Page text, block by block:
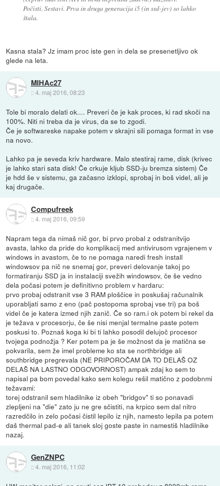
Počisti. Sestavi. Prva in druga generacija i5 (in ssd-jev) so lahko
štala.
Kasna stala? Jz imam proc iste gen in dela se presenetljivo ok
glede na leta.
MIHAc27
::4. maj 2016, 08:23
Tole bi moralo delati ok.... Preveri če je kak proces, ki rad skoči na
100%. Niti ni treba da je virus, da se to zgodi.
Če je softwareske napake potem v skrajni sili pomaga format in vse
na novo.
Lahko pa je seveda kriv hardware. Malo stestiraj rame, disk (krivec
je lahko stari sata disk! Če crkuje kljub SSD-ju bremza sistem) Če
je hdd še v sistemu, ga začasno izklopi, sprobaj in boš videl, ali je
kaj drugače.
Compufreek
::4. maj 2016, 09:59
Napram tega da nimaš nič gor, bi prvo probal z odstranitvijo
avasta, lahko da pride do komplikacij med antivirusom vgrajenem v
windows in avastom, če to ne pomaga naredi fresh install
windowsov pa nič ne snemaj gor, preveri delovanje takoj po
formatiranju SSD ja in instalaciji svežih windowsov, če še vedno
dela počasi potem je definitivno problem v hardaru:
prvo probaj odstranit vse 3 RAM ploščice in poskušaj računalnik
uporabljati samo z eno (pač postopoma sprobaj vse tri) pa boš
videl če je katera izmed njih zanič. Če so ram.i ok potem bi rekel da
je težava v procesorju, če še nisi menjal termalne paste potem
poskusi to. Poznaš koga ki bi ti lahko posodil delujoč procesor
tvojega podnožja ? Ker potem pa je še možnost da je matična se
pokvarila, sem že imel probleme ko sta se northbridge ali
southbridge pregrevala (NE PRIPOROČAM DA TO DELAŠ OZ
DELAŠ NA LASTNO ODGOVORNOST) ampak zdaj ko sem to
napisal pa bom povedal kako sem kolegu rešil matično z podobnmi
težavami:
torej odstranil sem hladilnike iz obeh "bridgov" ti so ponavadi
zlepljeni na "die" zato ju ne gre sčistiti, na krpico sem dal nitro
razredčilo in zelo počasi čistil lepilo iz njih, namesto lepila pa potem
daš thermal pad-e ali tanek sloj goste paste in namestiš hladilnike
nazaj.
GenZNPC
::4. maj 2016, 11:02